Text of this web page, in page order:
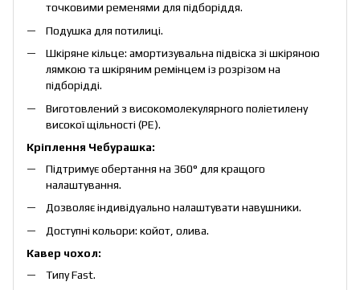
точковими ременями для підборіддя.
Подушка для потилиці.
Шкіряне кільце: амортизувальна підвіска зі шкіряною
лямкою та шкіряним ремінцем із розрізом на
підборідді.
Виготовлений з високомолекулярного поліетилену
високої щільності (PE).
Кріплення Чебурашка:
Підтримує обертання на 360° для кращого
налаштування.
Дозволяє індивідуально налаштувати навушники.
Доступні кольори: койот, олива.
Кавер чохол:
Типу Fast.